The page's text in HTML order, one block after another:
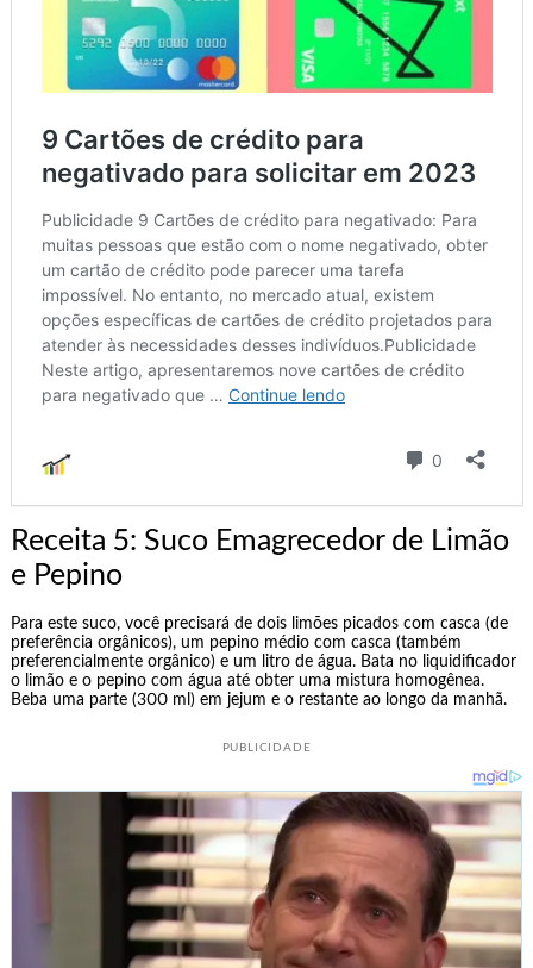
Receita 5: Suco Emagrecedor de Limão
e Pepino
Para este suco, você precisará de dois limões picados com casca (de
preferência orgânicos), um pepino médio com casca (também
preferencialmente orgânico) e um litro de água. Bata no liquidificador
o limão e o pepino com água até obter uma mistura homogênea.
Beba uma parte (300 ml) em jejum e o restante ao longo da manhã.
PUBLICIDADE